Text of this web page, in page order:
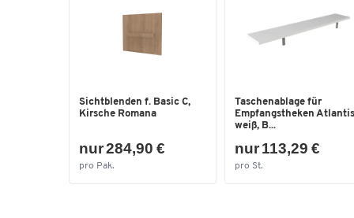
Sichtblenden f. Basic C,
Kirsche Romana
nur 284,90 €
pro Pak.
Taschenablage für
Empfangstheken
weiß, B...
nur 113,29 €
pro St.